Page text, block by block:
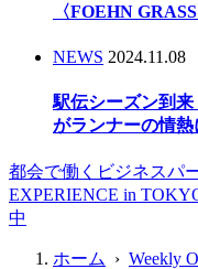
〈FOEHN GRASS
NEWS 2024.11.08
駅伝シーズン到
がランナーの情
都会で働くビジネスパ
EXPERIENCE in
中
ホーム › Weekly